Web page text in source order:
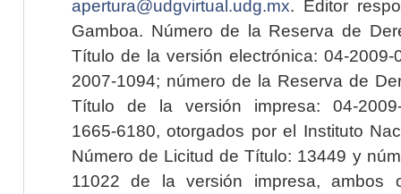
apertura@udgvirtual.udg.mx. Editor
Gamboa. Número de la Reserva de
Título de la versión electrónica: 04-2009-
2007-1094; número de la Reserva de
Título de la versión impresa: 04-2009-
1665-6180, otorgados por el Instituto
Número de Licitud de Título: 13449 y
11022 de la versión impresa, ambos